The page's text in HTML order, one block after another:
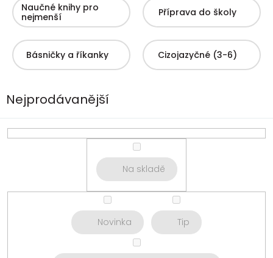
Naučné knihy pro
nejmenší
Příprava do školy
Básničky a říkanky Cizojazyčné (3-6)
Nejprodávanější
Na skladě
Novinka Tip